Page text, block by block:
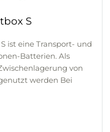
S
ist eine Transport- und
Batterien. Als
von
werden Bei